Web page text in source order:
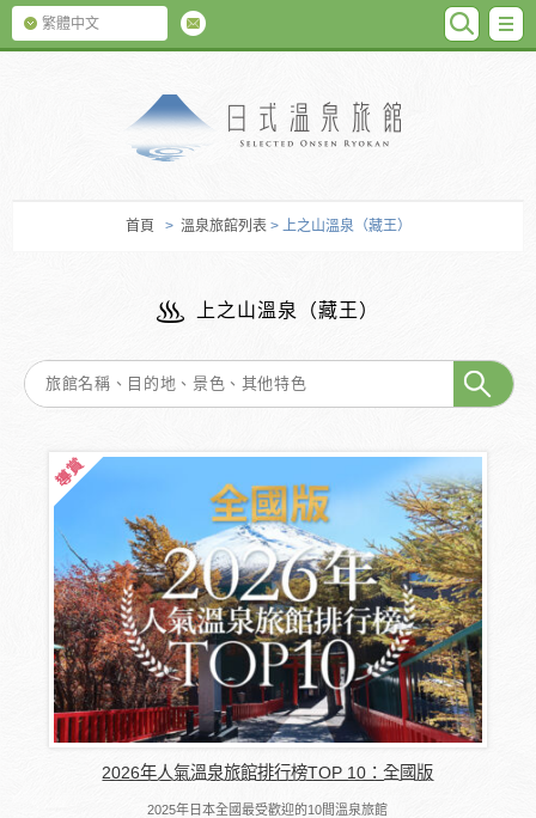
繁體中文
首頁 > 溫泉旅館列表 > 上之山溫泉（藏王）
上之山溫泉（藏王）
2026年人氣溫泉旅館排行榜TOP 10：全國版
2025年日本全國最受歡迎的10間溫泉旅館